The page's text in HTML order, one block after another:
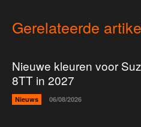
Gerelateerde
Nieuwe kleuren voor
8TT in 2027
Nieuws 06/08/2026